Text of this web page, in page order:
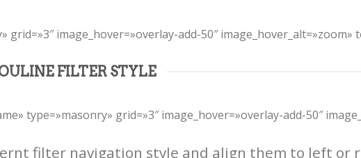
image_hover=»overlay-add-50″ image_hover_alt=»zoom»
FILTER STYLE
type=»masonry» grid=»3″ image_hover=»overlay-add-50″
filter navigation style and align them to left or